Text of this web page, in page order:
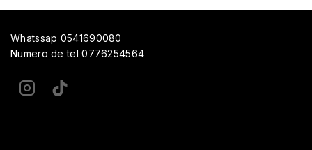
Whatssap 0541690080
Numero de tel 0776254564